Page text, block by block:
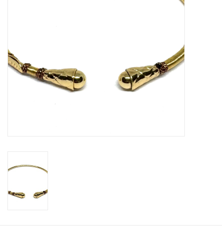
Cadeaubon
Over DIVA